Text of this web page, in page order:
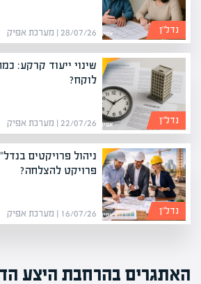
28/07/26 | מערכת אפיק נדל”ן
שינוי ייעוד קרקע:
לוקח?
22/07/26 | מערכת אפיק נדל”ן
ניהול פרויקטים
פרויקט להצלחה?
16/07/26 | מערכת אפיק נדל”ן
האתגרים בהרחבת היצע